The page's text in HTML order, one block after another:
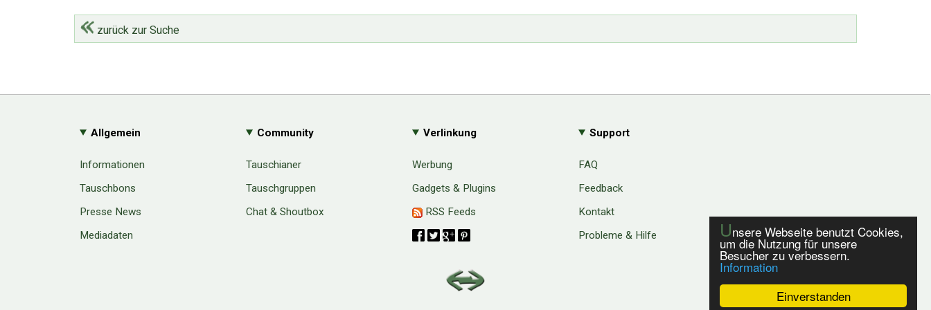
Einverstanden
Unsere Webseite benutzt Cookies,
um die Nutzung für unsere
Besucher zu verbessern.
Information
zurück zur Suche
Allgemein
Informationen
Tauschbons
Presse News
Mediadaten
Community
Tauschianer
Tauschgruppen
Chat & Shoutbox
Verlinkung
Werbung
Gadgets & Plugins
RSS Feeds
Support
FAQ
Feedback
Kontakt
Probleme & Hilfe